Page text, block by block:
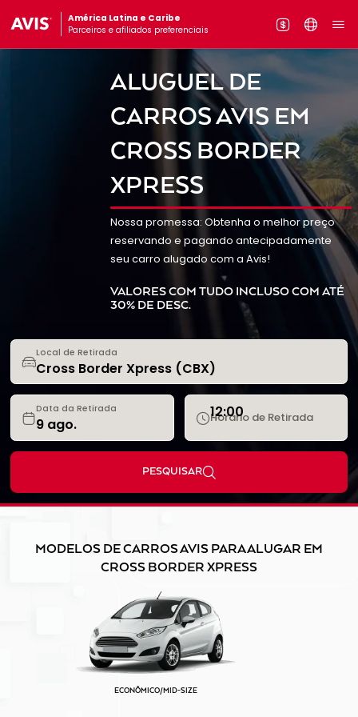
América Latina e Caribe
Parceiros e afiliados preferenciais
ALUGUEL DE
CARROS AVIS EM
CROSS BORDER
XPRESS
Nossa promessa: Obtenha o melhor preço
reservando e pagando antecipadamente
seu carro alugado com a Avis!
VALORES COM TUDO INCLUSO COM ATÉ
30% DE DESC.
Local de Retirada
Data da Retirada
Horário de Retirada
12:00
PESQUISAR
MODELOS DE CARROS AVIS PARA ALUGAR EM
CROSS BORDER XPRESS
ECONÔMICO/MID-SIZE